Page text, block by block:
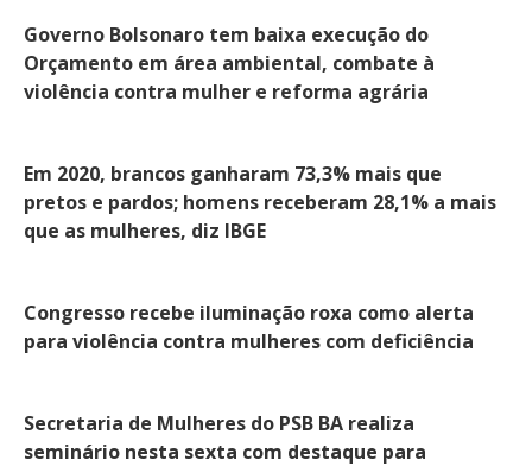
Governo Bolsonaro tem baixa execução do
Orçamento em área ambiental, combate à
violência contra mulher e reforma agrária
Em 2020, brancos ganharam 73,3% mais que
pretos e pardos; homens receberam 28,1% a mais
que as mulheres, diz IBGE
Congresso recebe iluminação roxa como alerta
para violência contra mulheres com deficiência
Secretaria de Mulheres do PSB BA realiza
seminário nesta sexta com destaque para